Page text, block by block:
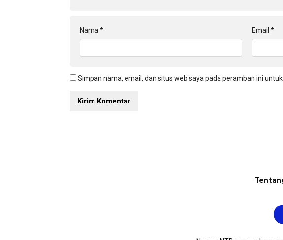
Nama * Email *
Simpan nama, email, dan situs web saya pada peramban ini